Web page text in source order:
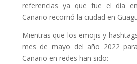
referencias ya que fue el día
Canario recorrió la ciudad en
Mientras que los emojis y
mes de mayo del año 2022
Canario en redes han sido: